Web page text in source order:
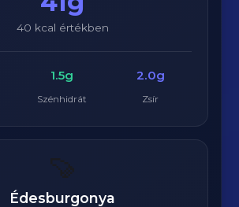
40 kcal értékben
1.5g
Szénhidrát
2.0g
Zsír
Édesburgonya